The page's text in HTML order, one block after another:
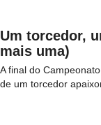
Um torcedor,
mais uma)
A final do
de um torcedor